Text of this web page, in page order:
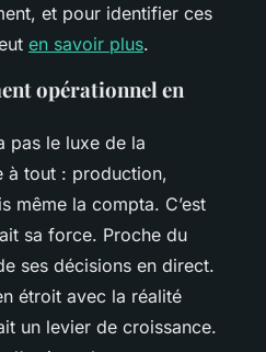
et pour identifier ces
en savoir plus.
opérationnel en
pas le luxe de la
à tout : production,
même la compta. C’est
sa force. Proche du
ses décisions en direct.
étroit avec la réalité
un levier de croissance.